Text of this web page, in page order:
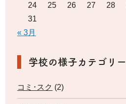
24
25 26 27 28
31
« 3月
学校の様子カテゴリー
コミ･スク (2)